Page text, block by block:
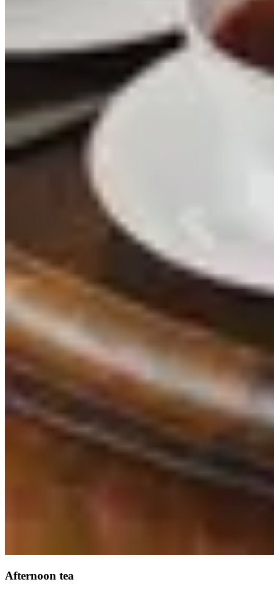
Afternoon tea